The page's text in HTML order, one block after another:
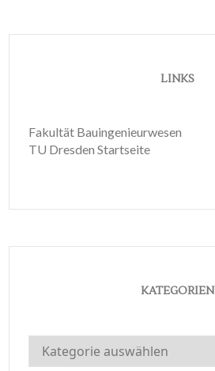
LINKS
Fakultät Bauingenieurwesen
TU Dresden Startseite
KATEGORIEN
Kategorien